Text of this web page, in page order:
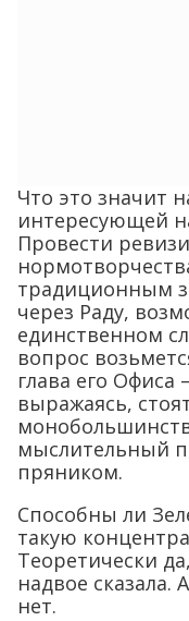
Что это значит
интересующей
Провести
традиционным
через Раду,
единственном
вопрос
глава его Офиса
выражаясь,
мыслительный
пряником.
Способны ли
такую
Теоретически
надвое сказала.
нет.